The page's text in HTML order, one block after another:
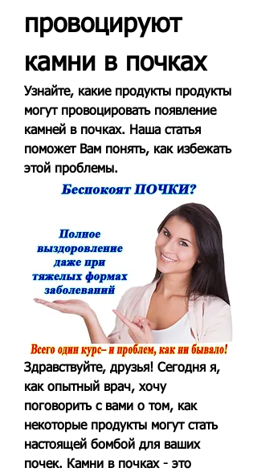
провоцируют
камни в почках
Узнайте, какие продукты продукты
могут провоцировать появление
камней в почках. Наша статья
поможет Вам понять, как избежать
этой проблемы.
Здравствуйте, друзья! Сегодня я,
как опытный врач, хочу
поговорить с вами о том, как
некоторые продукты могут стать
настоящей бомбой для ваших
почек. Камни в почках - это